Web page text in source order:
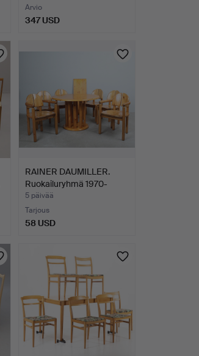
Arvio
347 USD
RAINER DAUMILLER.
Ruokailuryhmä 1970-
luvul…
5 päivää
Tarjous
58 USD